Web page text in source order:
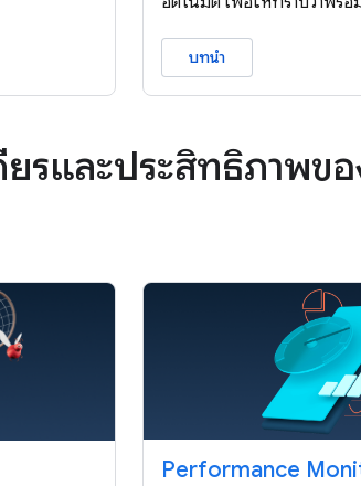
บทนำ
ยรและประสิทธิภาพข
Performance